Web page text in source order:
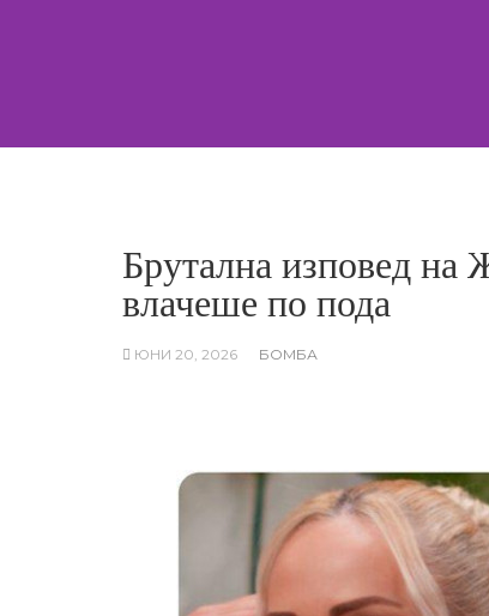
Брутална изповед
влачеше по пода
ЮНИ 20, 2026 БОМБА